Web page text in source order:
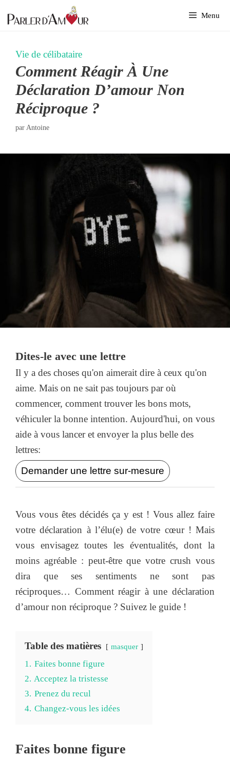
au
Menu
Vie de célibataire
Comment Réagir À Une
Déclaration D’amour Non
Réciproque ?
par Antoine
Dites-le avec une lettre
Il y a des choses qu'on aimerait dire à ceux qu'on
aime. Mais on ne sait pas toujours par où
commencer, comment trouver les bons mots,
véhiculer la bonne intention. Aujourd'hui, on vous
aide à vous lancer et envoyer la plus belle des
lettres:
Demander une lettre sur-mesure
Vous vous êtes décidés ça y est ! Vous allez faire
votre déclaration à l’élu(e) de votre cœur ! Mais
vous envisagez toutes les éventualités, dont la
moins agréable : peut-être que votre crush vous
dira que ses sentiments ne sont pas
réciproques… Comment réagir à une déclaration
d’amour non réciproque ? Suivez le guide !
Table des matières masquer
1. Faites bonne figure
2. Acceptez la tristesse
3. Prenez du recul
4. Changez-vous les idées
Faites bonne figure